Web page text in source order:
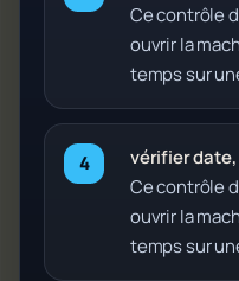
Ce contrôle
ouvrir la
temps sur
vérifier
Ce contrôle
ouvrir la
temps sur